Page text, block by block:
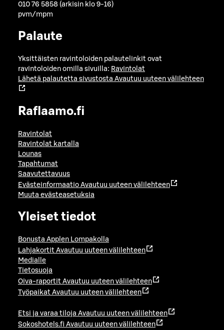
010 76 5858 (arkisin klo 9-16)
pvm/mpm
Palaute
Yksittäisten ravintoloiden palautelinkit ovat
ravintoloiden omilla sivuilla: Ravintolat
Lähetä palautetta sivustosta Avautuu uuteen välilehteen
Raflaamo.fi
Ravintolat
Ravintolat kartalla
Lounas
Tapahtumat
Saavutettavuus
Evästeinformaatio Avautuu uuteen välilehteen
Muuta evästeasetuksia
Yleiset tiedot
Bonusta Applen Lompakolla
Lahjakortit Avautuu uuteen välilehteen
Medialle
Tietosuoja
Oiva-raportit Avautuu uuteen välilehteen
Työpaikat Avautuu uuteen välilehteen
Etsi ja varaa tiloja Avautuu uuteen välilehteen
Sokoshotels.fi Avautuu uuteen välilehteen